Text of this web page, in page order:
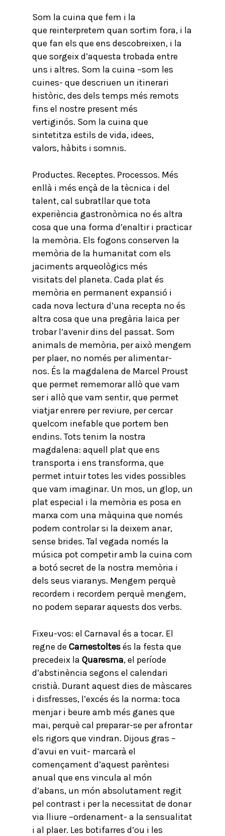
Som la cuina que fem i la
que reinterpretem quan sortim fora, i la
que fan els que ens descobreixen, i la
que sorgeix d’aquesta trobada entre
uns i altres. Som la cuina –som les
cuines- que descriuen un itinerari
històric, des dels temps més remots
fins el nostre present més
vertiginós. Som la cuina que
sintetitza estils de vida, idees,
valors, hàbits i somnis.
Productes. Receptes. Processos. Més
enllà i més ençà de la tècnica i del
talent, cal subratllar que tota
experiència gastronòmica no és altra
cosa que una forma d’enaltir i practicar
la memòria. Els fogons conserven la
memòria de la humanitat com els
jaciments arqueològics més
visitats del planeta. Cada plat és
memòria en permanent expansió i
cada nova lectura d’una recepta no és
altra cosa que una pregària laica per
trobar l’avenir dins del passat. Som
animals de memòria, per això mengem
per plaer, no només per alimentar-
nos. És la magdalena de Marcel Proust
que permet rememorar allò que vam
ser i allò que vam sentir, que permet
viatjar enrere per reviure, per cercar
quelcom inefable que portem ben
endins. Tots tenim la nostra
magdalena: aquell plat que ens
transporta i ens transforma, que
permet intuir totes les vides possibles
que vam imaginar. Un mos, un glop, un
plat especial i la memòria es posa en
marxa com una màquina que només
podem controlar si la deixem anar,
sense brides. Tal vegada només la
música pot competir amb la cuina com
a botó secret de la nostra memòria i
dels seus viaranys. Mengem perquè
recordem i recordem perquè mengem,
no podem separar aquests dos verbs.
Fixeu-vos: el Carnaval és a tocar. El
regne de Carnestoltesés la festa que
precedeix la Quaresma, el període
d’abstinència segons el calendari
cristià. Durant aquest dies de màscares
i disfresses, l’excés és la norma: toca
menjar i beure amb més ganes que
mai, perquè cal preparar-se per afrontar
els rigors que vindran. Dijous gras –
d’avui en vuit- marcarà el
començament d’aquest parèntesi
anual que ens vincula al món
d’abans, un món absolutament regit
pel contrast i per la necessitat de donar
via lliure –ordenament- a la sensualitat
i al plaer. Les botifarres d’ou i les